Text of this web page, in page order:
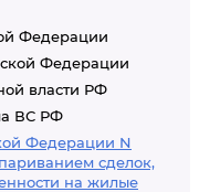
Федерации
Федерации
власти РФ
ВС РФ
Федерации N
сделок,
на жилые